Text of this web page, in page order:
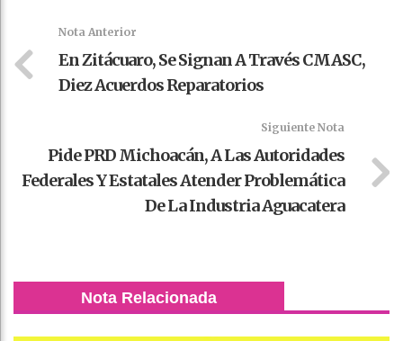
Nota Anterior
En Zitácuaro, Se Signan A Través CMASC,
Diez Acuerdos Reparatorios
Siguiente Nota
Pide PRD Michoacán, A Las Autoridades
Federales Y Estatales Atender Problemática
De La Industria Aguacatera
Nota Relacionada